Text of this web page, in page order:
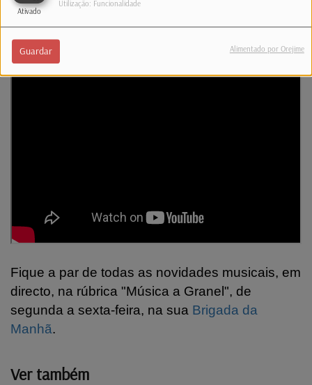
Ativado
Utilização: Funcionalidade
Guardar Alimentado por Orejime
nunca deixou de acreditar em si.
(Confira o tema)
Fique a par de todas as novidades musicais, em
directo, na rúbrica "Música a Granel", de
segunda a sexta-feira, na sua Brigada da
Manhã.
Ver também